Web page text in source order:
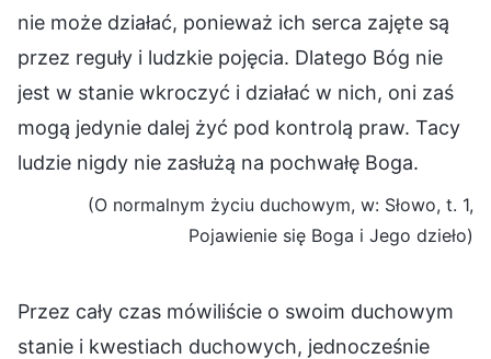
nie może działać, ponieważ ich serca zajęte są
przez reguły i ludzkie pojęcia. Dlatego Bóg nie
jest w stanie wkroczyć i działać w nich, oni zaś
mogą jedynie dalej żyć pod kontrolą praw. Tacy
ludzie nigdy nie zasłużą na pochwałę Boga.
(O normalnym życiu duchowym, w: Słowo, t. 1,
Pojawienie się Boga i Jego dzieło)
Przez cały czas mówiliście o swoim duchowym
stanie i kwestiach duchowych, jednocześnie